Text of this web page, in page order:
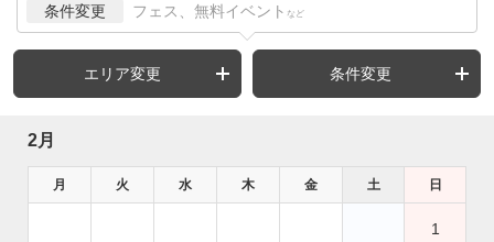
条件変更 フェス、無料イベント など
エリア変更 条件変更
2月
月 火 水 木 金 土 日
1